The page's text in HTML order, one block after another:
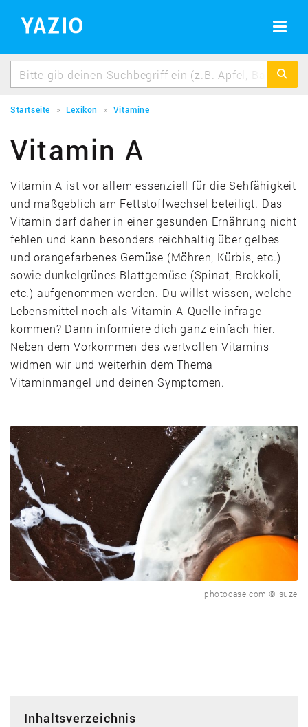
BMI berechnen schnell & einfach
Berechne dein Idealgewicht
Kalorienbedarf berechnen
Kalorienverbrauch beim Sport berechnen
Erfolgsgeschichten
Toggle
Startseite Lexikon Vitamine
Vitamin A
Vitamin A ist vor allem essenziell für die Sehfähigkeit
und maßgeblich am Fettstoffwechsel beteiligt. Das
Vitamin darf daher in einer gesunden Ernährung nicht
fehlen und kann besonders reichhaltig über gelbes
und orangefarbenes Gemüse (Möhren, Kürbis, etc.)
sowie dunkelgrünes Blattgemüse (Spinat, Brokkoli,
etc.) aufgenommen werden. Du willst wissen, welche
Lebensmittel noch als Vitamin A-Quelle infrage
kommen? Dann informiere dich ganz einfach hier.
Neben dem Vorkommen des wertvollen Vitamins
widmen wir und weiterhin dem Thema
Vitaminmangel und deinen Symptomen.
photocase.com © suze
Inhaltsverzeichnis